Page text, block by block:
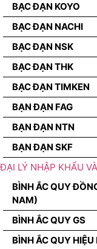
BẠC ĐẠN KOYO
BẠC ĐẠN NACHI
BẠC ĐẠN NSK
BẠC ĐẠN THK
BẠC ĐẠN TIMKEN
BẠN ĐẠN FAG
BẠN ĐẠN NTN
BẠN ĐẠN SKF
ĐẠI LÝ NHẬP KHẨU
BÌNH ẮC QUY
NAM)
BÌNH ẮC QUY GS
BÌNH ẮC QUY HIỆU